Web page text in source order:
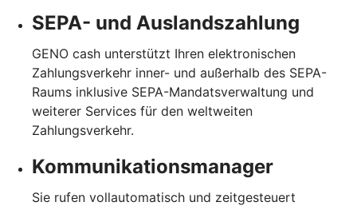
SEPA- und Auslandszahlung
GENO cash unterstützt Ihren elektronischen
Zahlungsverkehr inner- und außerhalb des SEPA-
Raums inklusive SEPA-Mandatsverwaltung und
weiterer Services für den weltweiten
Zahlungsverkehr.
Kommunikationsmanager
Sie rufen vollautomatisch und zeitgesteuert